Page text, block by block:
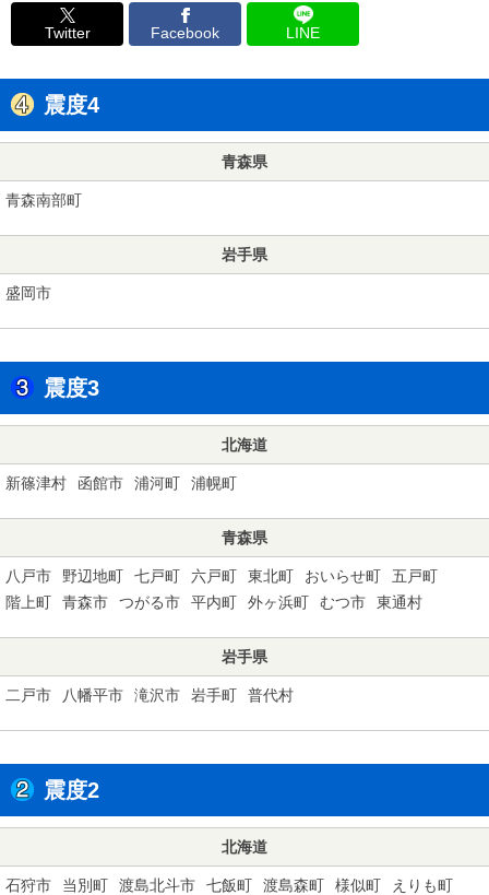
Twitter Facebook LINE
震度4
青森県
青森南部町
岩手県
盛岡市
震度3
北海道
新篠津村 函館市 浦河町 浦幌町
青森県
八戸市 野辺地町 七戸町 六戸町 東北町 おいらせ町
五戸町
階上町
青森市 つがる市 平内町 外ヶ浜町 むつ市 東通村
岩手県
二戸市 八幡平市 滝沢市 岩手町 普代村
震度2
北海道
石狩市 当別町 渡島北斗市 七飯町 渡島森町 様似町
えりも町